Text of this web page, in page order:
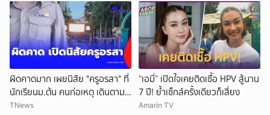
ผิดคาดมาก เผยนิสัย "ครูอรสา" ที่
นักเรียนม.ต้น คนก่อเหตุ เดินตาม
หา
TNews
“เอมี่” เปิดใจเคยติดเชื้อ HPV สู้นาน
7 ปี! ย้ำเซ็กส์ครั้งเดียวก็เสี่ยง
Amarin TV